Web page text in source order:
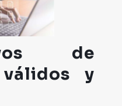
de
y